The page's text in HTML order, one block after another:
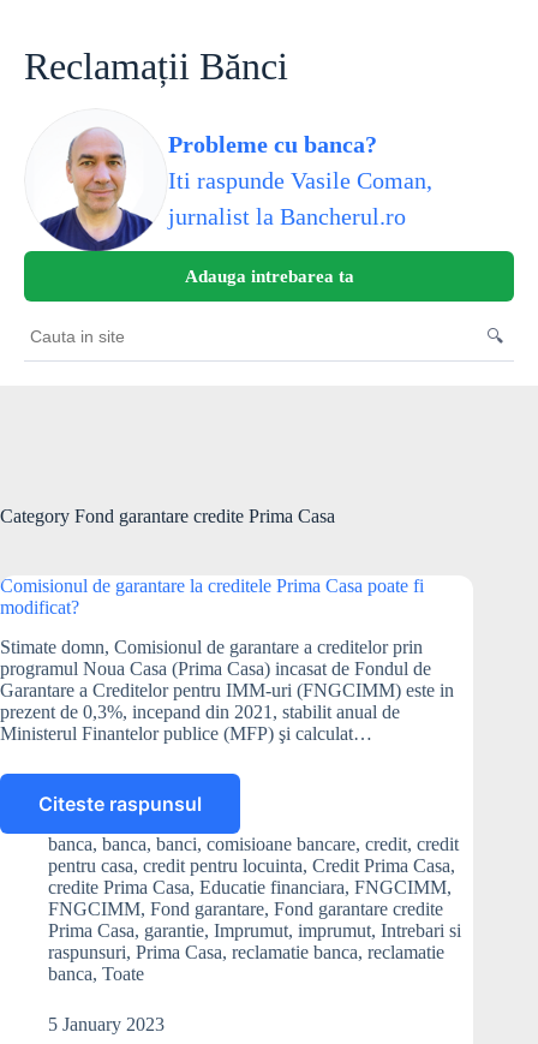
contentReclamații Bănci
Probleme cu banca?
Iti raspunde Vasile Coman,
jurnalist la Bancherul.ro
Adauga intrebarea ta
Cauta
in
🔍
Category Fond garantare credite Prima Casa
Comisionul de garantare la creditele Prima Casa poate fi
modificat?
Stimate domn, Comisionul de garantare a creditelor prin
programul Noua Casa (Prima Casa) incasat de Fondul de
Garantare a Creditelor pentru IMM-uri (FNGCIMM) este in
prezent de 0,3%, incepand din 2021, stabilit anual de
Ministerul Finantelor publice (MFP) şi calculat…
Citeste raspunsul
Comisionul
de
garantare
la
creditele
Prima
Casa
poate
modificat?
banca, banca, banci, comisioane bancare, credit, credit
pentru casa, credit pentru locuinta, Credit Prima Casa,
credite Prima Casa, Educatie financiara, FNGCIMM,
FNGCIMM, Fond garantare, Fond garantare credite
Prima Casa, garantie, Imprumut, imprumut, Intrebari si
raspunsuri, Prima Casa, reclamatie banca, reclamatie
banca, Toate
5 January 2023